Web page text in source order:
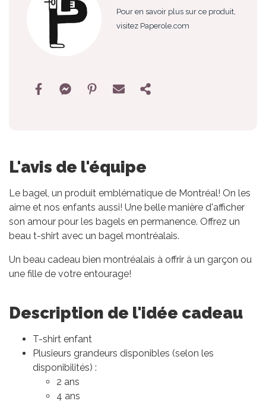
Pour en savoir plus sur ce produit,
visitez Paperole.com
L'avis de l'équipe
Le bagel, un produit emblématique de Montréal! On les
aime et nos enfants aussi! Une belle manière d'afficher
son amour pour les bagels en permanence. Offrez un
beau t-shirt avec un bagel montréalais.
Un beau cadeau bien montréalais à offrir à un garçon ou
une fille de votre entourage!
Description de l'idée cadeau
T-shirt enfant
Plusieurs grandeurs disponibles (selon les
disponibilités) :
2 ans
4 ans